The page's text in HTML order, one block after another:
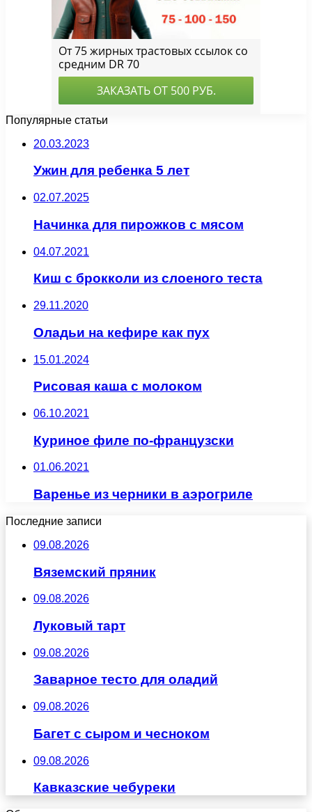
Популярные статьи
20.03.2023
Ужин для ребенка 5 лет
02.07.2025
Начинка для пирожков с мясом
04.07.2021
Киш с брокколи из слоеного теста
29.11.2020
Оладьи на кефире как пух
15.01.2024
Рисовая каша с молоком
06.10.2021
Куриное филе по-французски
01.06.2021
Варенье из черники в аэрогриле
Последние записи
09.08.2026
Вяземский пряник
09.08.2026
Луковый тарт
09.08.2026
Заварное тесто для оладий
09.08.2026
Багет с сыром и чесноком
09.08.2026
Кавказские чебуреки